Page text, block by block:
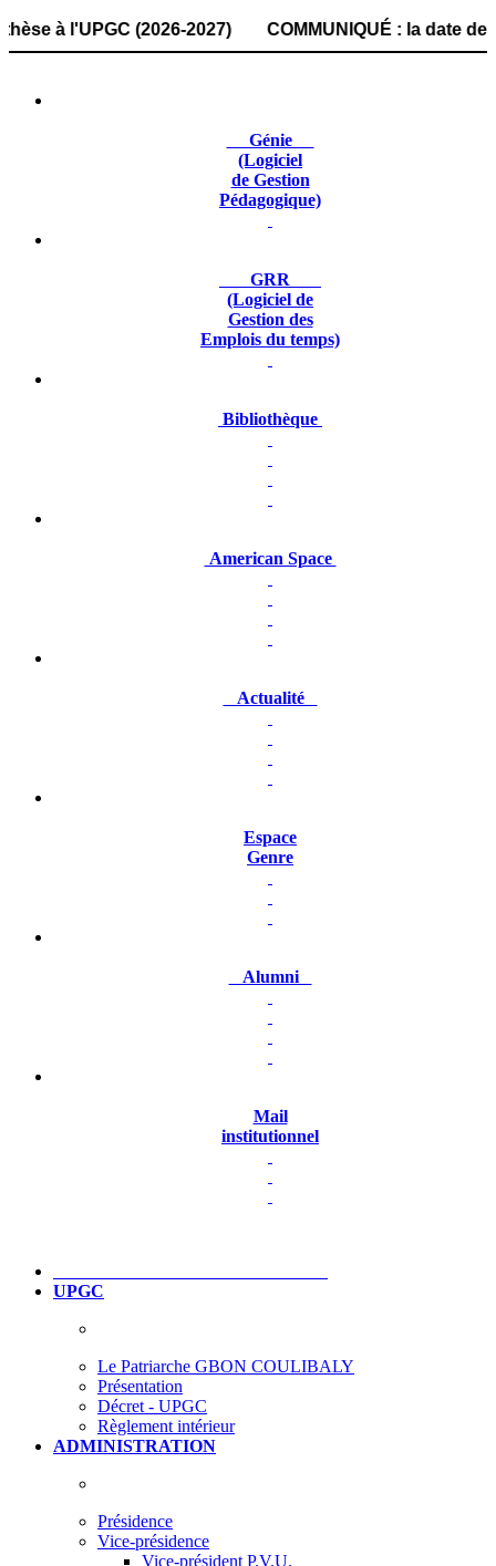
à l'UPGC (2026-2027) COMMUNIQUÉ : la date de
Génie
(Logiciel
de Gestion
Pédagogique)
GRR
(Logiciel de
Gestion des
Emplois du temps)
Bibliothèque
American Space
Actualité
Espace
Genre
Alumni
Mail
institutionnel
UPGC
Le Patriarche GBON COULIBALY
Présentation
Décret - UPGC
Règlement intérieur
ADMINISTRATION
Présidence
Vice-présidence
Vice-président P.V.U.